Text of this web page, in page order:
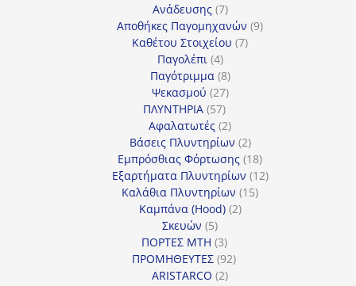
Ανάδευσης 77
προϊόντα
Αποθήκες Παγομηχανών 99
Καθέτου Στοιχείου 77
Παγολέπι 44
προϊόντα
Παγότριμμα 88
προϊόντα
Ψεκασμού 2727
προϊόντα
ΠΛΥΝΤΗΡΙΑ 5757
προϊόντα
Αφαλατωτές 22
προϊόντα
Βάσεις Πλυντηρίων 22
προϊόντα
Εμπρόσθιας Φόρτωσης 1818
προϊόντα
Εξαρτήματα Πλυντηρίων 1212
Καλάθια Πλυντηρίων 1515
Καμπάνα (Hood) 22
Σκευών 55
προϊόντα
ΠΟΡΤΕΣ MTH 33
προϊόντα
ΠΡΟΜΗΘΕΥΤΕΣ 9292
ARISTARCO 22